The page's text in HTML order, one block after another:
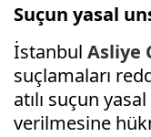
Suçun yasal
İstanbul Asliye
suçlamaları
atılı suçun
verilmesine